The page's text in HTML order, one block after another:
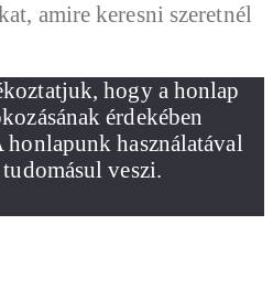
amire keresni szeretnél
hogy a honlap
érdekében
használatával
veszi.